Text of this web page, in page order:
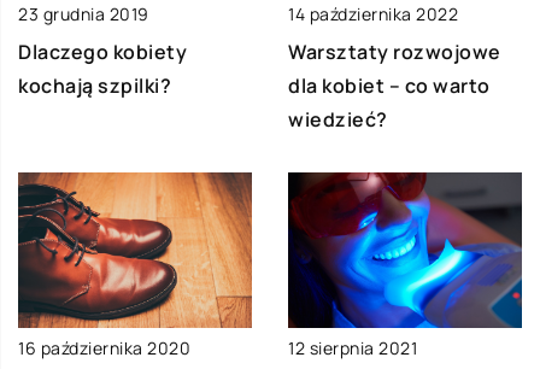
23 grudnia 2019
Dlaczego kobiety
kochają szpilki?
14 października 2022
Warsztaty rozwojowe
dla kobiet – co warto
wiedzieć?
16 października 2020 12 sierpnia 2021